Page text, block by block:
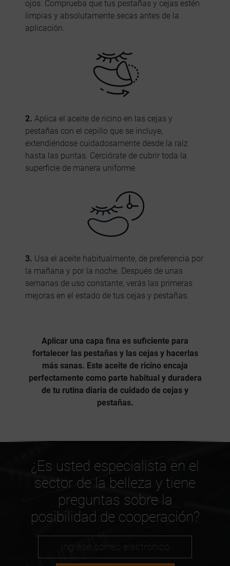
ojos. Comprueba que tus pestañas y cejas estén
limpias y absolutamente secas antes de la
aplicación.
2. Aplica el aceite de ricino en las cejas y
pestañas con el cepillo que se incluye,
extendiéndose cuidadosamente desde la raíz
hasta las puntas. Cerciórate de cubrir toda la
superficie de manera uniforme.
3. Usa el aceite habitualmente, de preferencia por
la mañana y por la noche. Después de unas
semanas de uso constante, verás las primeras
mejoras en el estado de tus cejas y pestañas.
Aplicar una capa fina es suficiente para
fortalecer las pestañas y las cejas y hacerlas
más sanas. Este aceite de ricino encaja
perfectamente como parte habitual y duradera
de tu rutina diaria de cuidado de cejas y
pestañas.
¿Es usted especialista en el
sector de la belleza y tiene
preguntas sobre la
posibilidad de cooperación?